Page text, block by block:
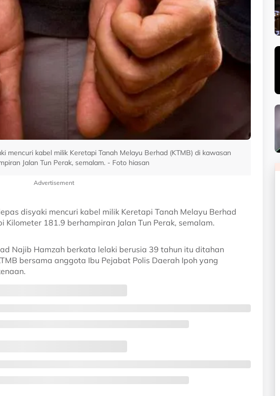
mencuri kabel milik Keretapi Tanah Melayu Berhad (KTMB) di kawasan
Jalan Tun Perak, semalam. - Foto hiasan
Advertisement
disyaki mencuri kabel milik Keretapi Tanah Melayu Berhad
Kilometer 181.9 berhampiran Jalan Tun Perak, semalam.
Najib Hamzah berkata lelaki berusia 39 tahun itu ditahan
bersama anggota Ibu Pejabat Polis Daerah Ipoh yang